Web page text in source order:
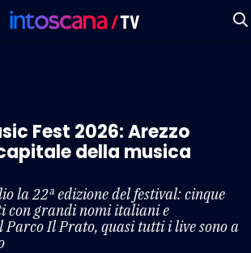
Fest 2026: Arezzo
della musica
la 22ª edizione del festival: cinque
con grandi nomi italiani e
Il Prato, quasi tutti i live sono a